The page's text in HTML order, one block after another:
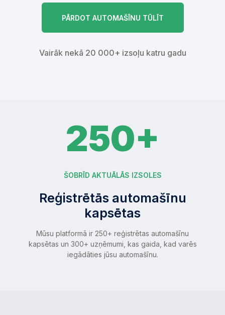
PĀRDOT AUTOMAŠĪNU TŪLĪT
Vairāk nekā 20 000+ izsoļu katru gadu
250+
ŠOBRĪD AKTUĀLĀS IZSOLES
Reģistrētās automašīnu
kapsētas
Mūsu platformā ir 250+ reģistrētas automašīnu
kapsētas un 300+ uzņēmumi, kas gaida, kad varēs
iegādāties jūsu automašīnu.